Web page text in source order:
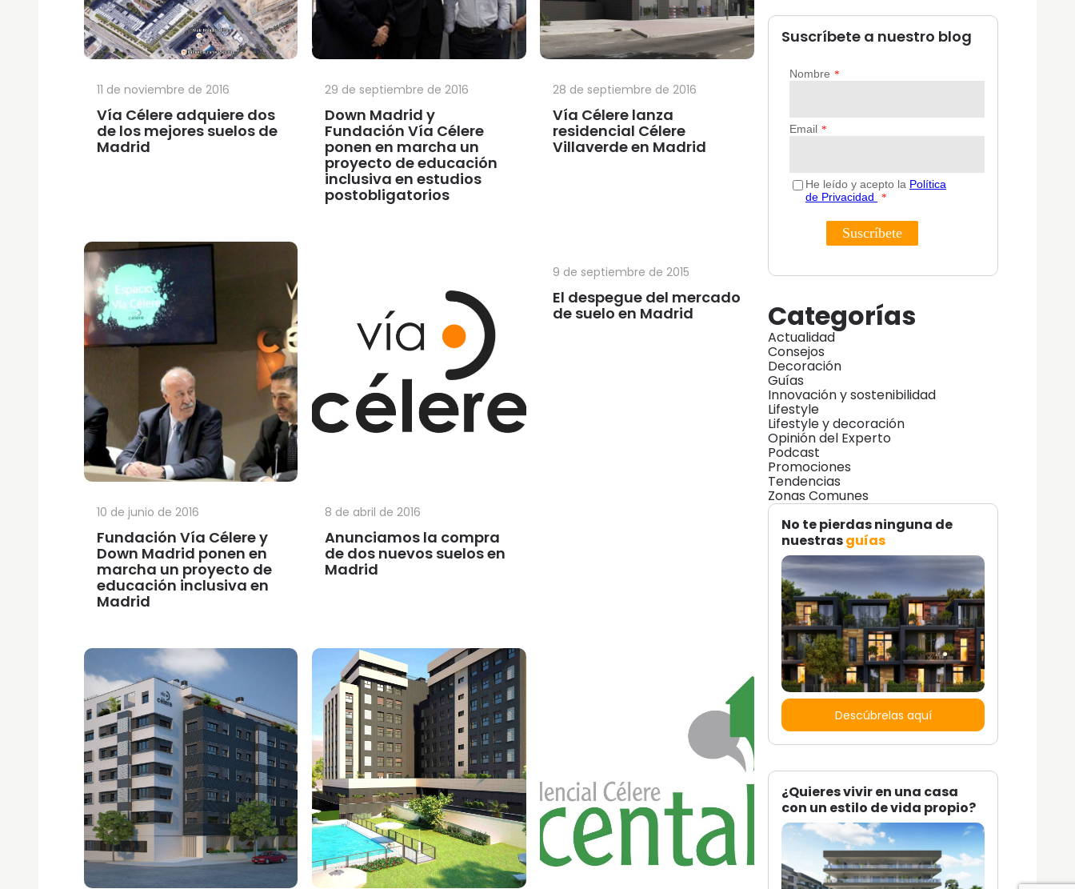
Vía Célere adquiere dos
de los mejores suelos de
Madrid
11 de noviembre de 2016
Down Madrid y
Fundación Vía Célere
ponen en marcha un
proyecto de educación
inclusiva en estudios
postobligatorios
29 de septiembre de 2016
Vía Célere lanza
residencial Célere
Villaverde en Madrid
28 de septiembre de 2016
Fundación Vía Célere y
Down Madrid ponen en
marcha un proyecto de
educación inclusiva en
Madrid
10 de junio de 2016
Anunciamos la compra
de dos nuevos suelos en
Madrid
8 de abril de 2016
El despegue del mercado
de suelo en Madrid
9 de septiembre de 2015
Suscríbete a nuestro blog
Categorías
Actualidad
Consejos
Decoración
Guías
Innovación y sostenibilidad
Lifestyle
Lifestyle y decoración
Opinión del Experto
Podcast
Promociones
Tendencias
Zonas Comunes
No te pierdas ninguna de
nuestrasguías
Descúbrelas aquí
¿Quieres vivir en una casa
con un estilo de vida propio?